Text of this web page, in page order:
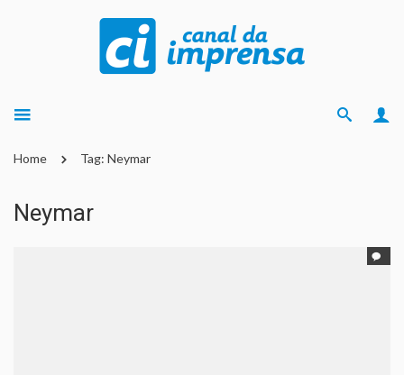
Home Tag: Neymar
Neymar